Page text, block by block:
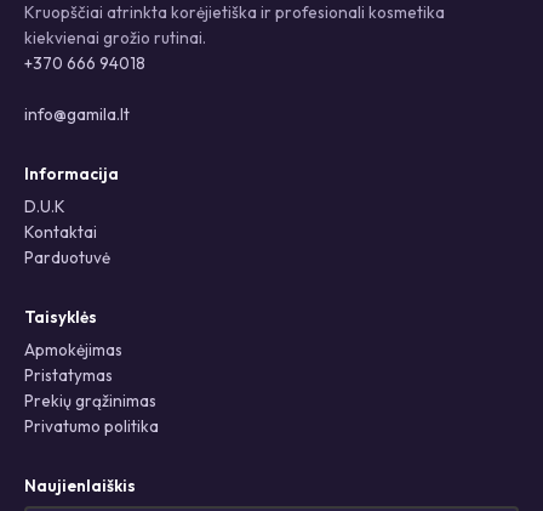
Kruopščiai atrinkta korėjietiška ir profesionali kosmetika
kiekvienai grožio rutinai.
+370 666 94018
info@gamila.lt
Informacija
D.U.K
Kontaktai
Parduotuvė
Taisyklės
Apmokėjimas
Pristatymas
Prekių grąžinimas
Privatumo politika
Naujienlaiškis